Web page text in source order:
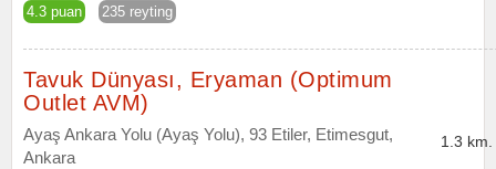
4.3 puan 235 reyting
Tavuk Dünyası, Eryaman (Optimum
Outlet AVM)
Ayaş Ankara Yolu (Ayaş Yolu), 93 Etiler, Etimesgut,
Ankara
1.3 km.